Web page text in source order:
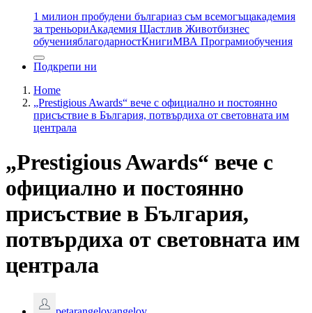
1 милион пробудени българиаз съм всемогъщакадемия
за треньориАкадемия Щастлив Животбизнес
обученияблагодарностКнигиМВА Програмиобучения
Подкрепи ни
Home
„Prestigious Awards“ вече с официално и постоянно
присъствие в България, потвърдиха от световната им
централа
„Prestigious Awards“ вече с
официално и постоянно
присъствие в България,
потвърдиха от световната им
централа